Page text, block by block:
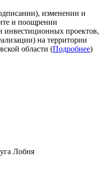
изменении и
и поощрении
проектов,
на территории
области (Подробнее)
Лобня